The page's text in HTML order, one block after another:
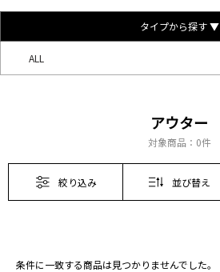
タイプから探す ▼
ALL
アウター
対象商品： 0件
絞り込み 並び替え
条件に一致する商品は見つかりませんでした。